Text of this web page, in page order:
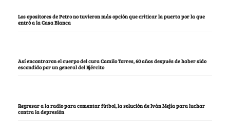
Los opositores de Petro no tuvieron más opción que criticar la puerta por la que
entró a la Casa Blanca
Así encontraron el cuerpo del cura Camilo Torres, 60 años después de haber sido
escondido por un general del Ejército
Regresar a la radio para comentar fútbol, la solución de Iván Mejía para luchar
contra la depresión